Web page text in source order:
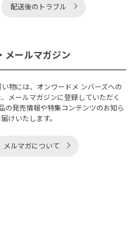
配送後のトラブル
メールマガジン
物には、オンワードメ ンバーズへの
メールマガジンに登録していただく
の発売情報や特集コンテンツのお知ら
けいたします。
メルマガについて